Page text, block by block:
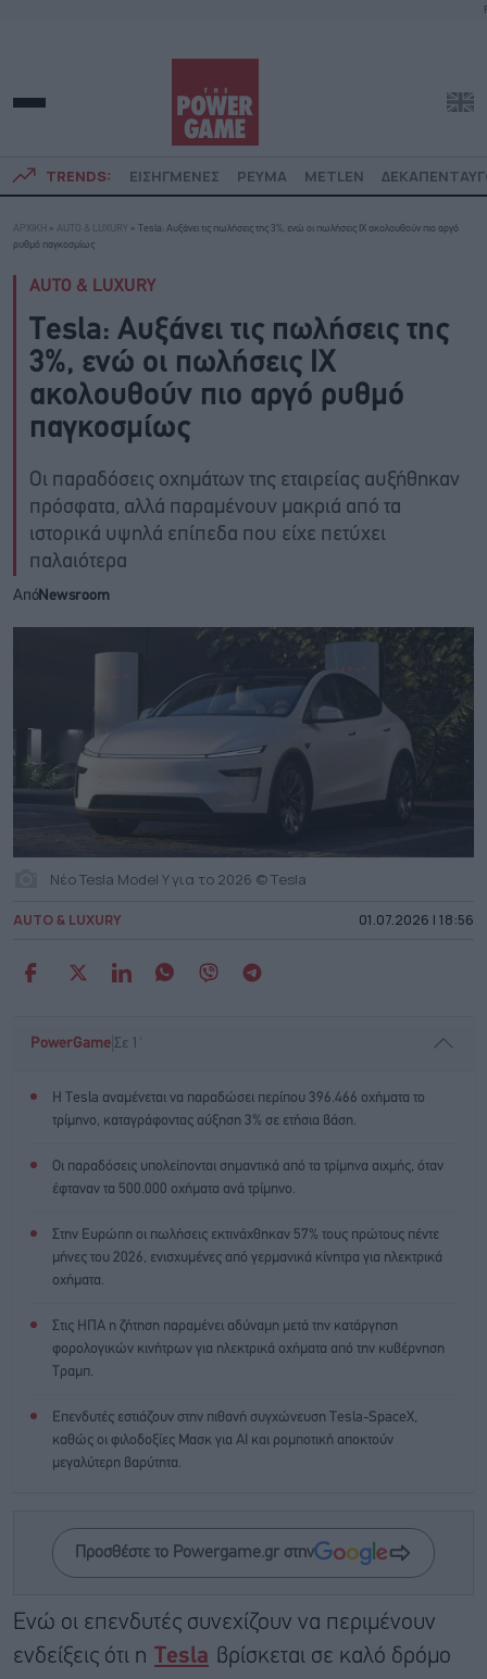
TRENDS: ΕΙΣΗΓΜΕΝΕΣ ΡΕΥΜΑ METLEN
ΑΡΧΙΚΗ » AUTO & LUXURY »
Tesla: Aυξάνει τις πωλήσεις της 3%, ενώ οι πωλήσεις ΙΧ ακολουθούν πιο αργό
ρυθμό παγκοσμίως
AUTO & LUXURY
Tesla: Aυξάνει τις πωλήσεις της
3%, ενώ οι πωλήσεις ΙΧ
ακολουθούν πιο αργό ρυθμό
παγκοσμίως
Οι παραδόσεις οχημάτων της εταιρείας αυξήθηκαν
πρόσφατα, αλλά παραμένουν μακριά από τα
ιστορικά υψηλά επίπεδα που είχε πετύχει
παλαιότερα
ΑπόNewsroom
Nέο Tesla Model Y για το 2026 © Τesla
AUTO & LUXURY 01.07.2026 | 18:56
PowerGame Σε 1'
Η Tesla αναμένεται να παραδώσει περίπου 396.466 οχήματα το
τρίμηνο, καταγράφοντας αύξηση 3% σε ετήσια βάση.
Οι παραδόσεις υπολείπονται σημαντικά από τα τρίμηνα αιχμής, όταν
έφταναν τα 500.000 οχήματα ανά τρίμηνο.
Στην Ευρώπη οι πωλήσεις εκτινάχθηκαν 57% τους πρώτους πέντε
μήνες του 2026, ενισχυμένες από γερμανικά κίνητρα για ηλεκτρικά
οχήματα.
Στις ΗΠΑ η ζήτηση παραμένει αδύναμη μετά την κατάργηση
φορολογικών κινήτρων για ηλεκτρικά οχήματα από την κυβέρνηση
Τραμπ.
Επενδυτές εστιάζουν στην πιθανή συγχώνευση Tesla-SpaceX,
καθώς οι φιλοδοξίες Μασκ για ΑΙ και ρομποτική αποκτούν
μεγαλύτερη βαρύτητα.
Προσθέστε το Powergame.gr στην
Ενώ οι επενδυτές συνεχίζουν να περιμένουν
ενδείξεις ότι η
Tesla βρίσκεται σε καλό δρόμο